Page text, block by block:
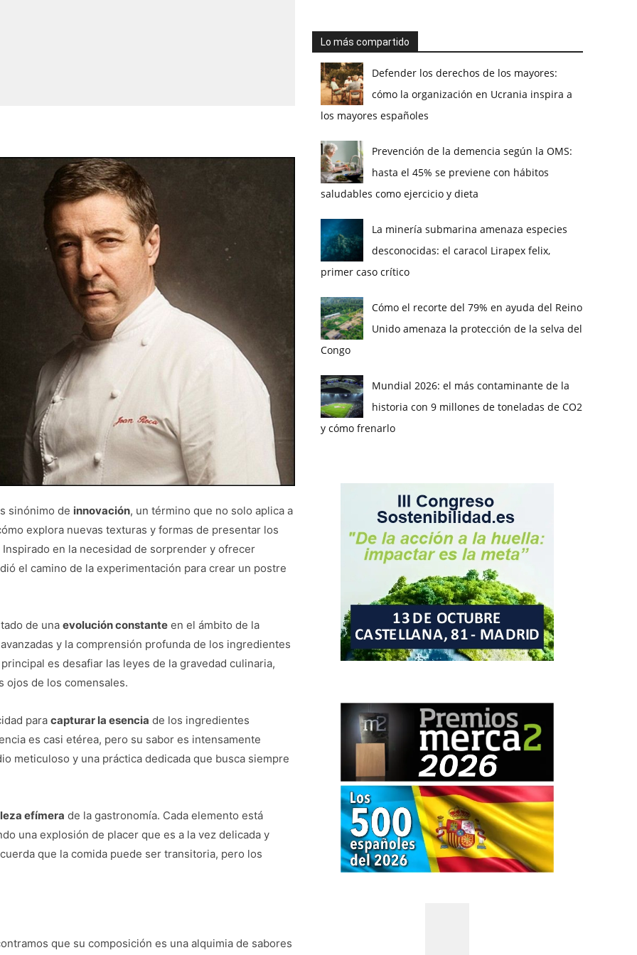
sinónimo de innovación, un término que no solo aplica a
explora nuevas texturas y formas de presentar los
en la necesidad de sorprender y ofrecer
el camino de la experimentación para crear un postre
de una evolución constante en el ámbito de la
y la comprensión profunda de los ingredientes
es desafiar las leyes de la gravedad culinaria,
ojos de los comensales.
para capturar la esencia de los ingredientes
es casi etérea, pero su sabor es intensamente
meticuloso y una práctica dedicada que busca siempre
efímera de la gastronomía. Cada elemento está
una explosión de placer que es a la vez delicada y
que la comida puede ser transitoria, pero los
que su composición es una alquimia de sabores
Lo más compartido
Defender los derechos de los mayores:
cómo la organización en Ucrania inspira a
los mayores españoles
Prevención de la demencia según la OMS:
hasta el 45% se previene con hábitos
saludables como ejercicio y dieta
La minería submarina amenaza especies
desconocidas: el caracol Lirapex felix,
primer caso crítico
Cómo el recorte del 79% en ayuda del Reino
Unido amenaza la protección de la selva del
Congo
Mundial 2026: el más contaminante de la
historia con 9 millones de toneladas de CO2
y cómo frenarlo